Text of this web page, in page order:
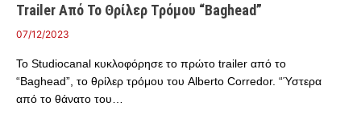
Trailer Από Το Θρίλερ Τρόμου “Baghead”
07/12/2023
Το Studiocanal κυκλοφόρησε το πρώτο trailer από το
“Baghead”, το θρίλερ τρόμου του Alberto Corredor. “Ύστερα
από το θάνατο του…